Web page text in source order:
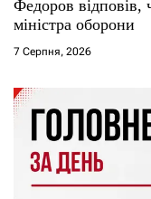
Федоров відповів,
міністра оборони
7 Серпня, 2026